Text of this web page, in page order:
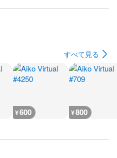
すべて見る
¥600 ¥800